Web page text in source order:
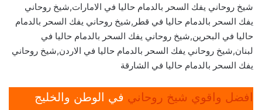
شيخ روحاني يفك السحر بالدمام حاليا في الامارات,شيخ روحاني
يفك السحر بالدمام حاليا في قطر,شيخ روحاني يفك السحر بالدمام
حاليا في البحرين,شيخ روحاني يفك السحر بالدمام حاليا في
لبنان,شيخ روحاني يفك السحر بالدمام حاليا في الاردن,شيخ روحاني
يفك السحر بالدمام حاليا في الشارقة
افضل واقوي شيخ روحاني في الوطن والخليج